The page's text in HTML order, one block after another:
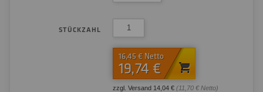
STÜCKZAHL
16,45 € Netto
19,74 €
zzgl. Versand 14,04 € (11,70 € Netto)